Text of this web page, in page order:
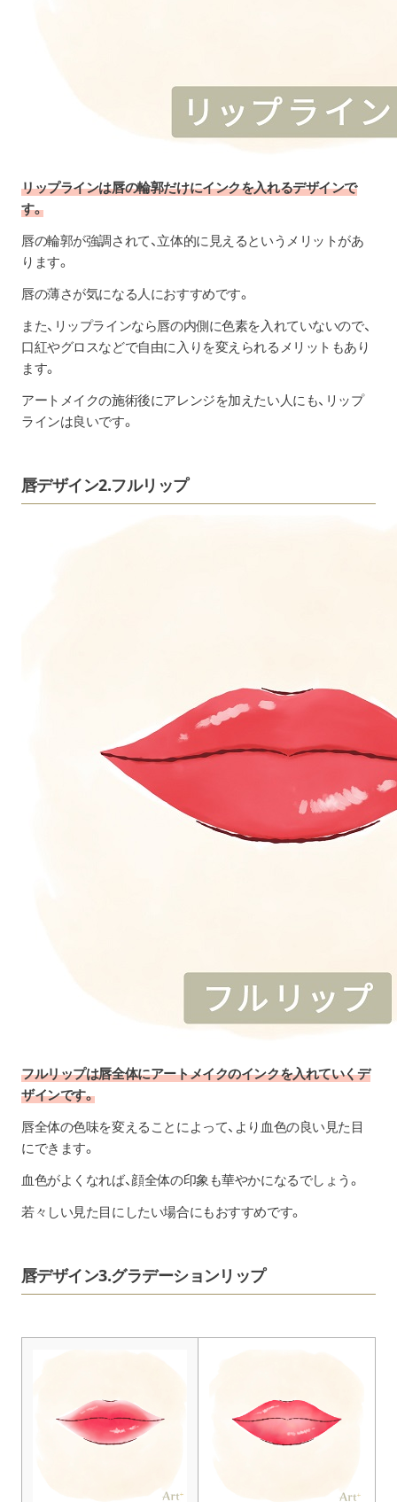
リップラインは唇の輪郭だけにインクを入れるデザインで
す。
唇の輪郭が強調されて、立体的に見えるというメリットがあ
ります。
唇の薄さが気になる人におすすめです。
また、リップラインなら唇の内側に色素を入れていないので、
口紅やグロスなどで自由に入りを変えられるメリットもあり
ます。
アートメイクの施術後にアレンジを加えたい人にも、リップ
ラインは良いです。
唇デザイン2.フルリップ
フルリップは唇全体にアートメイクのインクを入れていくデ
ザインです。
唇全体の色味を変えることによって、より血色の良い見た目
にできます。
血色がよくなれば、顔全体の印象も華やかになるでしょう。
若々しい見た目にしたい場合にもおすすめです。
唇デザイン3.グラデーションリップ